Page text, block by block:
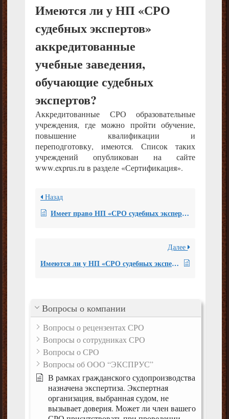
Вопросы о компании
Вопросы о рецензентах СРО
Вопросы о сотрудниках СРО
Вопросы о СРО
Вопросы об ООО “ЭКСПРУС”
В рамках гражданского судопроизводства
назначена экспертиза. Экспертная
организация, выбранная судом, не
вызывает доверия. Может ли член вашего
Имеются ли у НП «СРО
судебных экспертов»
аккредитованные
учебные заведения,
обучающие судебных
экспертов?
Аккредитованные СРО образовательные
учреждения, где можно пройти обучение,
повышение квалификации и
переподготовку, имеются. Список таких
учреждений опубликован на сайте
www.exprus.ru в разделе «Сертификация».
Назад
Имеет право НП «СРО судебных экспертов» выдавать сертификаты по судебно-медицинской экспертизе?
Далее
Имеются ли у НП «СРО судебных экспертов» помимо офиса в г. Москве представительства в других городах России?